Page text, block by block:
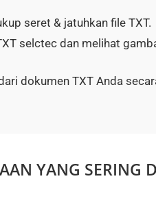
seret & jatuhkan file TXT.
selctec dan melihat
dokumen TXT Anda
YANG SERING